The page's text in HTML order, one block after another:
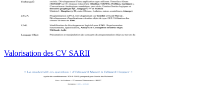
Valorisation des CV SARII